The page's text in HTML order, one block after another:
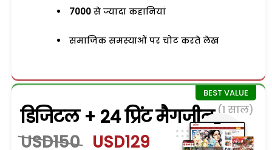
7000 से ज्यादा कहानियां
समाजिक समस्याओं पर चोट करते लेख
डिजिटल + 24 प्रिंट मैगजीन (1 साल)
USD150 USD129